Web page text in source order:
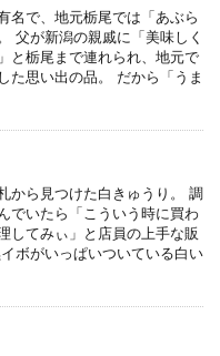
名で、地元栃尾では「あぶら
父が新潟の親戚に「美味しく
と栃尾まで連れられ、地元で
た思い出の品。 だから「うま
から見つけた白きゅうり。 調
でいたら「こういう時に買わ
してみぃ」と店員の上手な販
ボがいっぱいついている白い